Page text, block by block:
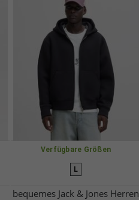
Verfügbare Größen
L
bequemes Jack & Jones Herren